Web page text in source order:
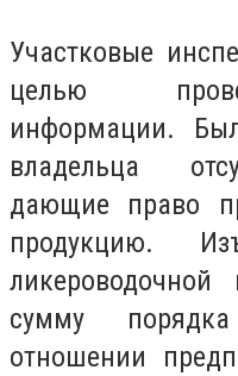
Участковые
целью
информации.
владельца
дающие право
продукцию.
сумму
отношении